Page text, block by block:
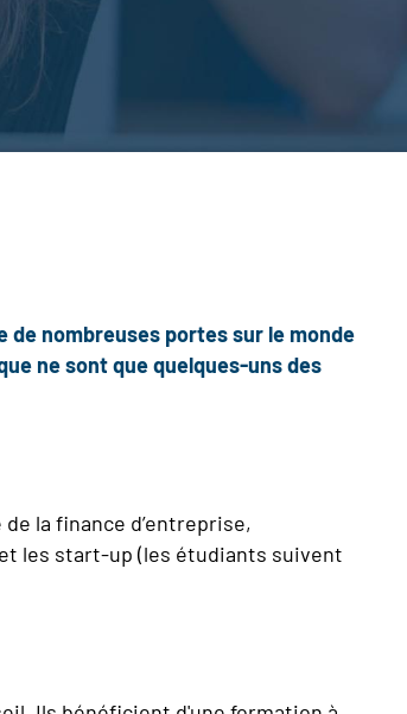
de nombreuses portes sur le monde
ne sont que quelques-uns des
la finance d’entreprise,
les start-up (les étudiants suivent